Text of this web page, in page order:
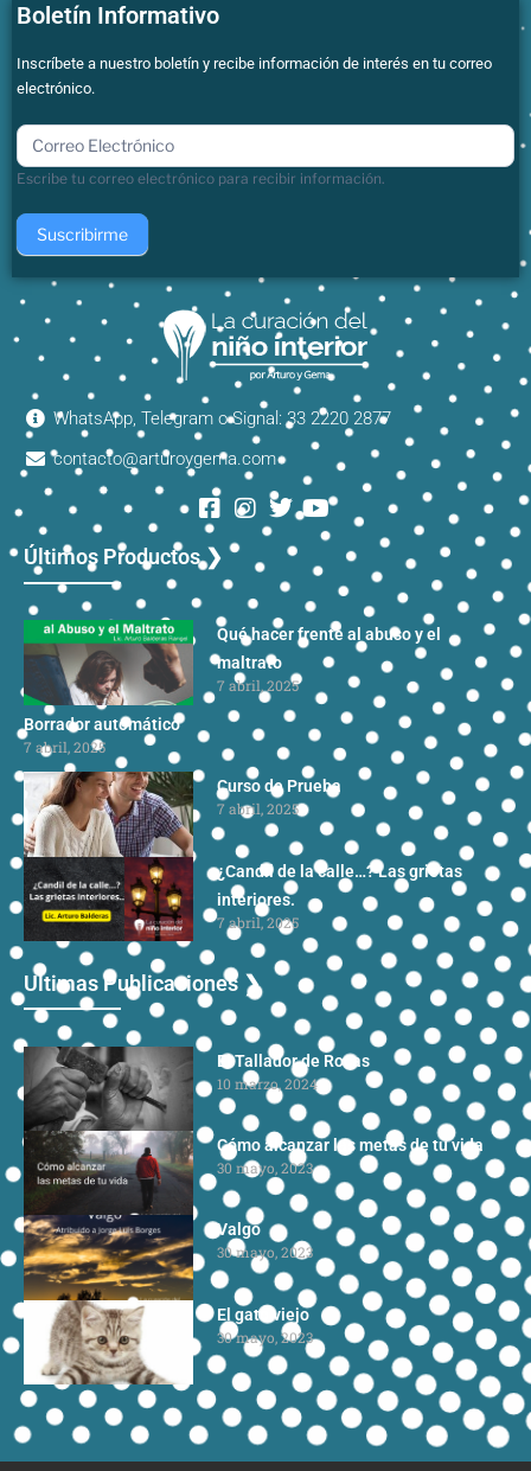
Boletín Informativo
Inscríbete a nuestro boletín y recibe información de interés en tu correo
electrónico.
boletin
Escribe tu correo electrónico para recibir información.
Suscribirme
WhatsApp, Telegram o Signal: 33 2220 2877
contacto@arturoygema.com
Últimos Productos ❯
Qué hacer frente al abuso y el
maltrato
7 abril, 2025
Borrador automático
7 abril, 2025
Curso de Prueba
7 abril, 2025
¿Candil de la calle…? Las grietas
interiores.
7 abril, 2025
Ultimas Publicaciones ❯
El Tallador de Rocas
10 marzo, 2024
Cómo alcanzar las metas de tu vida
30 mayo, 2023
Valgo
30 mayo, 2023
El gato viejo
30 mayo, 2023